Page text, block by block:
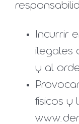
Incurrir
ilegales
y al
físicos y